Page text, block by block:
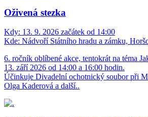
Oživená stezka
Kdy: 13. 9. 2026 začátek od 14:00
Kde: Nádvoří Státního hradu a zámku,
6. ročník oblíbené akce, tentokrát na téma
13. září 2026 od 14:00 a 16:00 hodin.
Účinkuje Divadelní ochotnický soubor při
Olga Kaderová a další..